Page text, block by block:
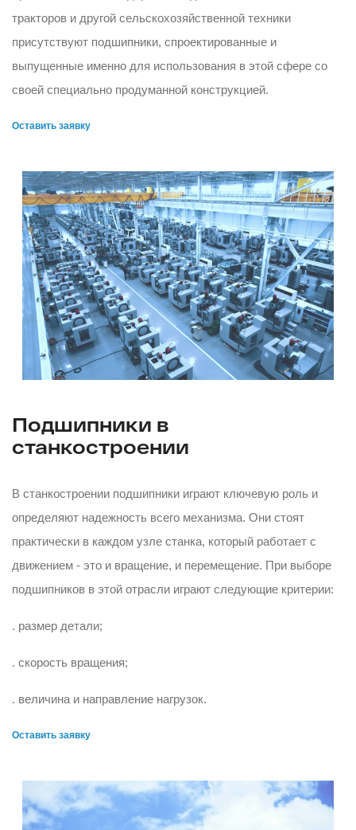
тракторов и другой сельскохозяйственной техники
присутствуют подшипники, спроектированные и
выпущенные именно для использования в этой сфере со
своей специально продуманной конструкцией.
Оставить заявку
Подшипники в
станкостроении
В станкостроении подшипники играют ключевую роль и
определяют надежность всего механизма. Они стоят
практически в каждом узле станка, который работает с
движением - это и вращение, и перемещение. При выборе
подшипников в этой отрасли играют следующие критерии:
. размер детали;
. скорость вращения;
. величина и направление нагрузок.
Оставить заявку